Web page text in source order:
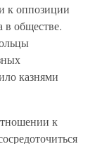
к оппозиции
в обществе.
казнями
к